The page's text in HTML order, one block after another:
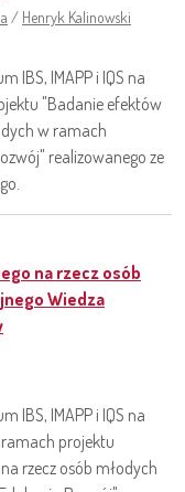
/ Henryk Kalinowski
IBS, IMAPP i IQS na
"Badanie efektów
w ramach
realizowanego ze
na rzecz osób
Wiedza
IBS, IMAPP i IQS na
projektu
rzecz osób młodych